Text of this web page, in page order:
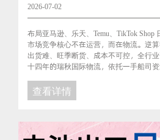
2026-07-02
布局亚马逊、乐天、Temu、TikTok
市场竞争核心不在运营，而在物流。逆
出货难、旺季断货、成本不可控，全行
十四年的瑞秋国际物流，依托一手船司资
查看详情